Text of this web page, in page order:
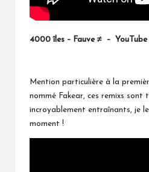
4000 îles – Fauve ≠ – YouTube
Mention particulière à la
nommé Fakear, ces remixs
incroyablement entraînants, je
moment !